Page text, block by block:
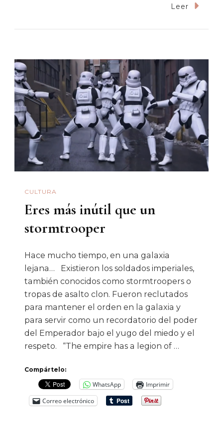
‘Sing,
Musical
A
Lo
Bestia
Leer
CULTURA
Eres más inútil que un
stormtrooper
Hace mucho tiempo, en una galaxia
lejana… Existieron los soldados imperiales,
también conocidos como stormtroopers o
tropas de asalto clon. Fueron reclutados
para mantener el orden en la galaxia y
para servir como un recordatorio del poder
del Emperador bajo el yugo del miedo y el
respeto. “The empire has a legion of …
Compártelo:
WhatsApp
Imprimir
Correo electrónico